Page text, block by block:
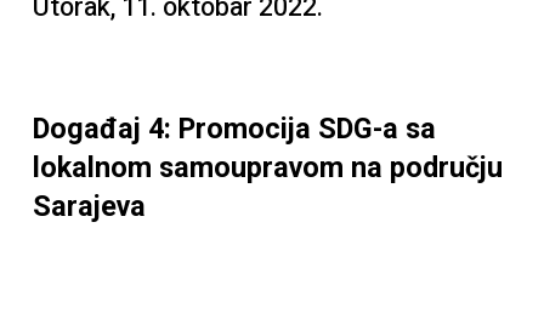
Događaj 4: Promocija SDG-a sa
lokalnom samoupravom na području
Sarajeva